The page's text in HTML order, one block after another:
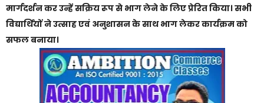
मार्गदर्शन कर उन्हें सक्रिय रूप से भाग लेने के लिए प्रेरित किया। सभी
विद्यार्थियों ने उत्साह एवं अनुशासन के साथ भाग लेकर कार्यक्रम को
सफल बनाया।